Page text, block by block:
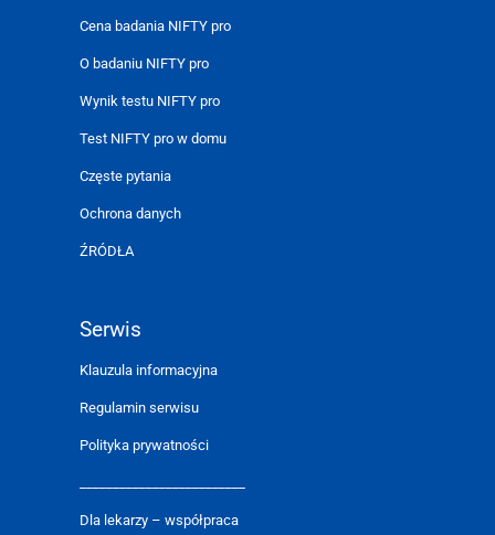
Cena badania NIFTY pro
O badaniu NIFTY pro
Wynik testu NIFTY pro
Test NIFTY pro w domu
Częste pytania
Ochrona danych
ŹRÓDŁA
Serwis
Klauzula informacyjna
Regulamin serwisu
Polityka prywatności
Dla lekarzy – współpraca